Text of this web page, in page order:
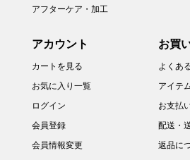
アフターケア・加工
アカウント
カートを見る
お気に入り一覧
ログイン
会員登録
会員情報変更
お買
よくあ
アイテ
お支払
配送・
返品に